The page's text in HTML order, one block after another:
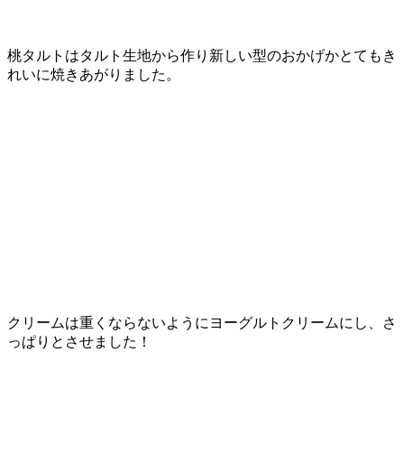
桃タルトはタルト生地から作り新しい型のおかげかとてもき
れいに焼きあがりました。
クリームは重くならないようにヨーグルトクリームにし、さ
っぱりとさせました！